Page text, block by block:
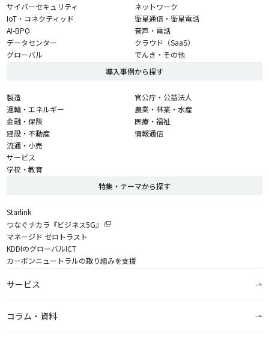
サイバーセキュリティ
IoT・コネクティッド
AI-BPO
データセンター
グローバル
ネットワーク
衛星通信・衛星電話
音声・電話
クラウド（SaaS）
でんき・その他
導入事例から探す
製造
運輸・エネルギー
金融・保険
建設・不動産
流通・小売
サービス
学校・教育
官公庁・公益法人
農業・林業・水産
医療・福祉
情報通信
特集・テーマから探す
Starlink
つなぐチカラ『ビジネス5G』
マネージド ゼロトラスト
KDDIのグローバルICT
カーボンニュートラルの取り組みを支援
サービス
コラム・資料